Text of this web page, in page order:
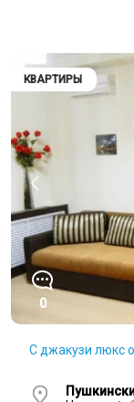
КВАРТИРЫ
0
С джакузи люкс